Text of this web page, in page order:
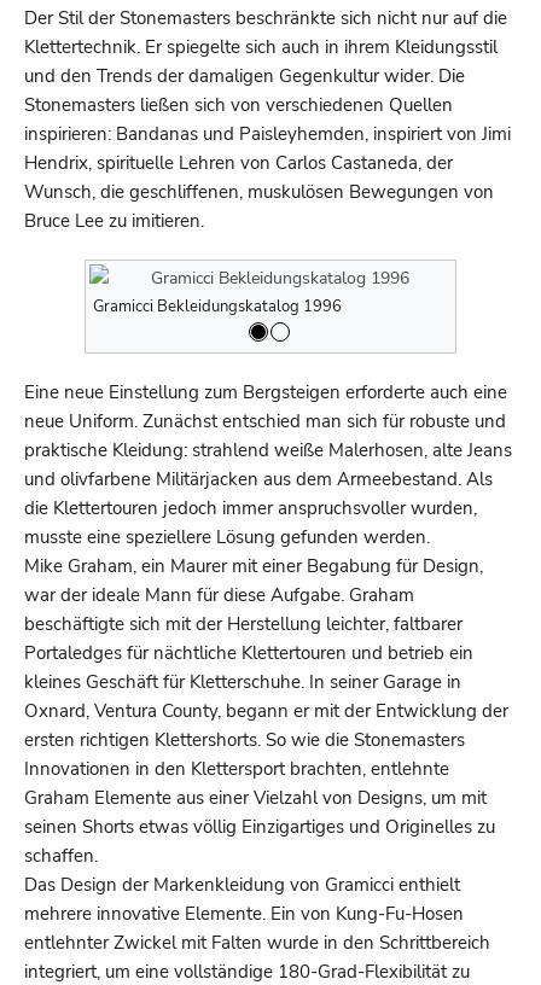
Der Stil der Stonemasters beschränkte sich nicht nur auf die
Klettertechnik. Er spiegelte sich auch in ihrem Kleidungsstil
und den Trends der damaligen Gegenkultur wider. Die
Stonemasters ließen sich von verschiedenen Quellen
inspirieren: Bandanas und Paisleyhemden, inspiriert von Jimi
Hendrix, spirituelle Lehren von Carlos Castaneda, der
Wunsch, die geschliffenen, muskulösen Bewegungen von
Bruce Lee zu imitieren.
Gramicci Bekleidungskatalog 1996
Eine neue Einstellung zum Bergsteigen erforderte auch eine
neue Uniform. Zunächst entschied man sich für robuste und
praktische Kleidung: strahlend weiße Malerhosen, alte Jeans
und olivfarbene Militärjacken aus dem Armeebestand. Als
die Klettertouren jedoch immer anspruchsvoller wurden,
musste eine speziellere Lösung gefunden werden.
Mike Graham, ein Maurer mit einer Begabung für Design,
war der ideale Mann für diese Aufgabe. Graham
beschäftigte sich mit der Herstellung leichter, faltbarer
Portaledges für nächtliche Klettertouren und betrieb ein
kleines Geschäft für Kletterschuhe. In seiner Garage in
Oxnard, Ventura County, begann er mit der Entwicklung der
ersten richtigen Klettershorts. So wie die Stonemasters
Innovationen in den Klettersport brachten, entlehnte
Graham Elemente aus einer Vielzahl von Designs, um mit
seinen Shorts etwas völlig Einzigartiges und Originelles zu
schaffen.
Das Design der Markenkleidung von Gramicci enthielt
mehrere innovative Elemente. Ein von Kung-Fu-Hosen
entlehnter Zwickel mit Falten wurde in den Schrittbereich
integriert, um eine vollständige 180-Grad-Flexibilität zu